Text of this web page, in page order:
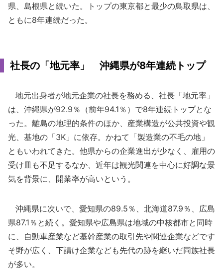
県、島根県と続いた。トップの東京都と最少の鳥取県は、
ともに8年連続だった。
社長の「地元率」 沖縄県が8年連続トップ
地元出身者が地元企業の社長を務める、社長「地元率」
は、沖縄県が92.9％（前年94.1％）で8年連続トップとな
った。離島の地理的条件のほか、産業構造が公共投資や観
光、基地の「3K」に依存。かねて「製造業の不毛の地」
ともいわれてきた。他県からの企業進出が少なく、雇用の
受け皿も不足するなか、近年は観光関連を中心に好調な景
気を背景に、開業率が高いという。
沖縄県に次いで、愛知県の89.5％、北海道87.9％、広島
県87.1％と続く。愛知県や広島県は地域の中核都市と同時
に、自動車産業など基幹産業の取引先や関連企業などです
そ野が広く、下請け企業なども先代の跡を継いだ同族社長
が多い。